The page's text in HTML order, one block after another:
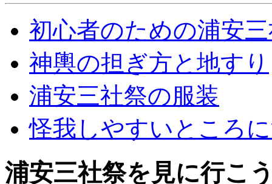
初心者のための浦安
神輿の担ぎ方と地すり
浦安三社祭の服装
怪我しやすいところ
浦安三社祭を見に行こ